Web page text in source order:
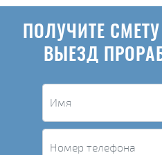
ПОЛУЧИТЕ
ВЫЕЗД